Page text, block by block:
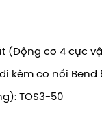
(Động cơ 4 cực
kèm co nối Bend
TOS3-50